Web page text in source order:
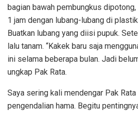
bagian bawah pembungkus
1 jam dengan lubang-lubang di
Buatkan lubang yang diisi pupuk.
lalu tanam. “Kakek baru saja
ini selama beberapa bulan. Jadi
ungkap Pak Rata.
Saya sering kali mendengar Pak
pengendalian hama. Begitu